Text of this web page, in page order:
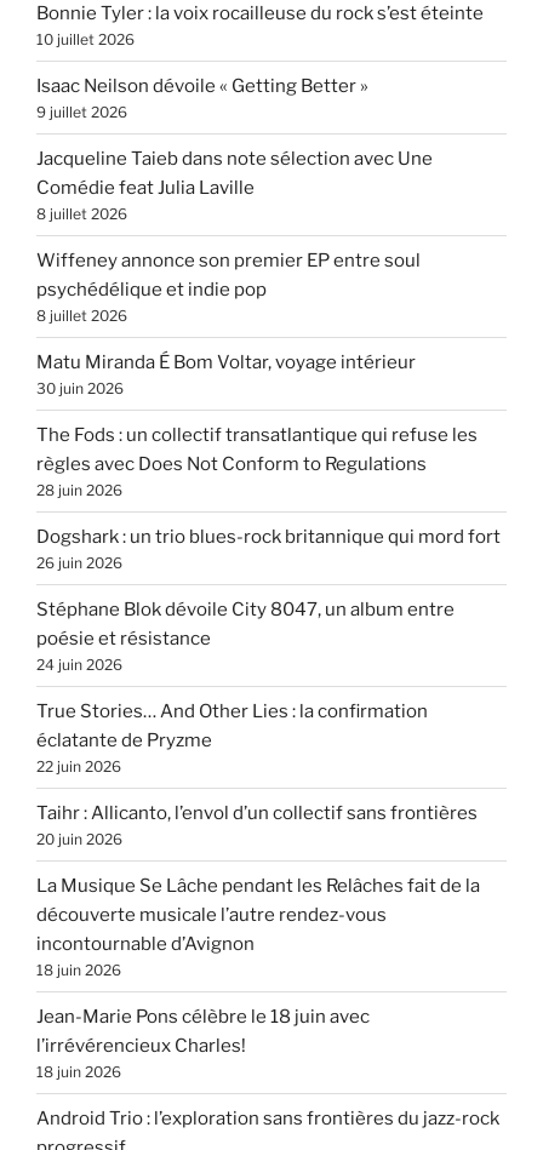
Bonnie Tyler : la voix rocailleuse du rock s’est éteinte
10 juillet 2026
Isaac Neilson dévoile « Getting Better »
9 juillet 2026
Jacqueline Taieb dans note sélection avec Une
Comédie feat Julia Laville
8 juillet 2026
Wiffeney annonce son premier EP entre soul
psychédélique et indie pop
8 juillet 2026
Matu Miranda É Bom Voltar, voyage intérieur
30 juin 2026
The Fods : un collectif transatlantique qui refuse les
règles avec Does Not Conform to Regulations
28 juin 2026
Dogshark : un trio blues-rock britannique qui mord fort
26 juin 2026
Stéphane Blok dévoile City 8047, un album entre
poésie et résistance
24 juin 2026
True Stories… And Other Lies : la confirmation
éclatante de Pryzme
22 juin 2026
Taihr : Allicanto, l’envol d’un collectif sans frontières
20 juin 2026
La Musique Se Lâche pendant les Relâches fait de la
découverte musicale l’autre rendez-vous
incontournable d’Avignon
18 juin 2026
Jean-Marie Pons célèbre le 18 juin avec
l’irrévérencieux Charles!
18 juin 2026
Android Trio : l’exploration sans frontières du jazz-rock